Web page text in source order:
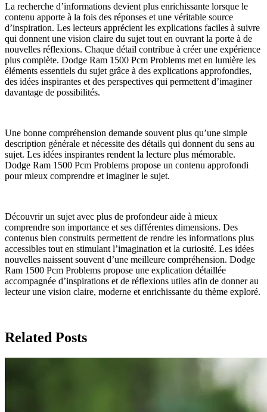
La recherche d’informations devient plus enrichissante lorsque le
contenu apporte à la fois des réponses et une véritable source
d’inspiration. Les lecteurs apprécient les explications faciles à suivre
qui donnent une vision claire du sujet tout en ouvrant la porte à de
nouvelles réflexions. Chaque détail contribue à créer une expérience
plus complète. Dodge Ram 1500 Pcm Problems met en lumière les
éléments essentiels du sujet grâce à des explications approfondies,
des idées inspirantes et des perspectives qui permettent d’imaginer
davantage de possibilités.
Une bonne compréhension demande souvent plus qu’une simple
description générale et nécessite des détails qui donnent du sens au
sujet. Les idées inspirantes rendent la lecture plus mémorable.
Dodge Ram 1500 Pcm Problems propose un contenu approfondi
pour mieux comprendre et imaginer le sujet.
Découvrir un sujet avec plus de profondeur aide à mieux
comprendre son importance et ses différentes dimensions. Des
contenus bien construits permettent de rendre les informations plus
accessibles tout en stimulant l’imagination et la curiosité. Les idées
nouvelles naissent souvent d’une meilleure compréhension. Dodge
Ram 1500 Pcm Problems propose une explication détaillée
accompagnée d’inspirations et de réflexions utiles afin de donner au
lecteur une vision claire, moderne et enrichissante du thème exploré.
Related Posts